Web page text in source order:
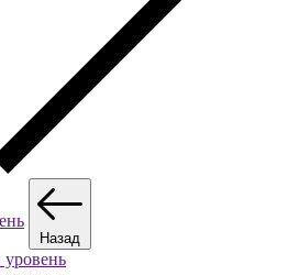
Назад
уровень